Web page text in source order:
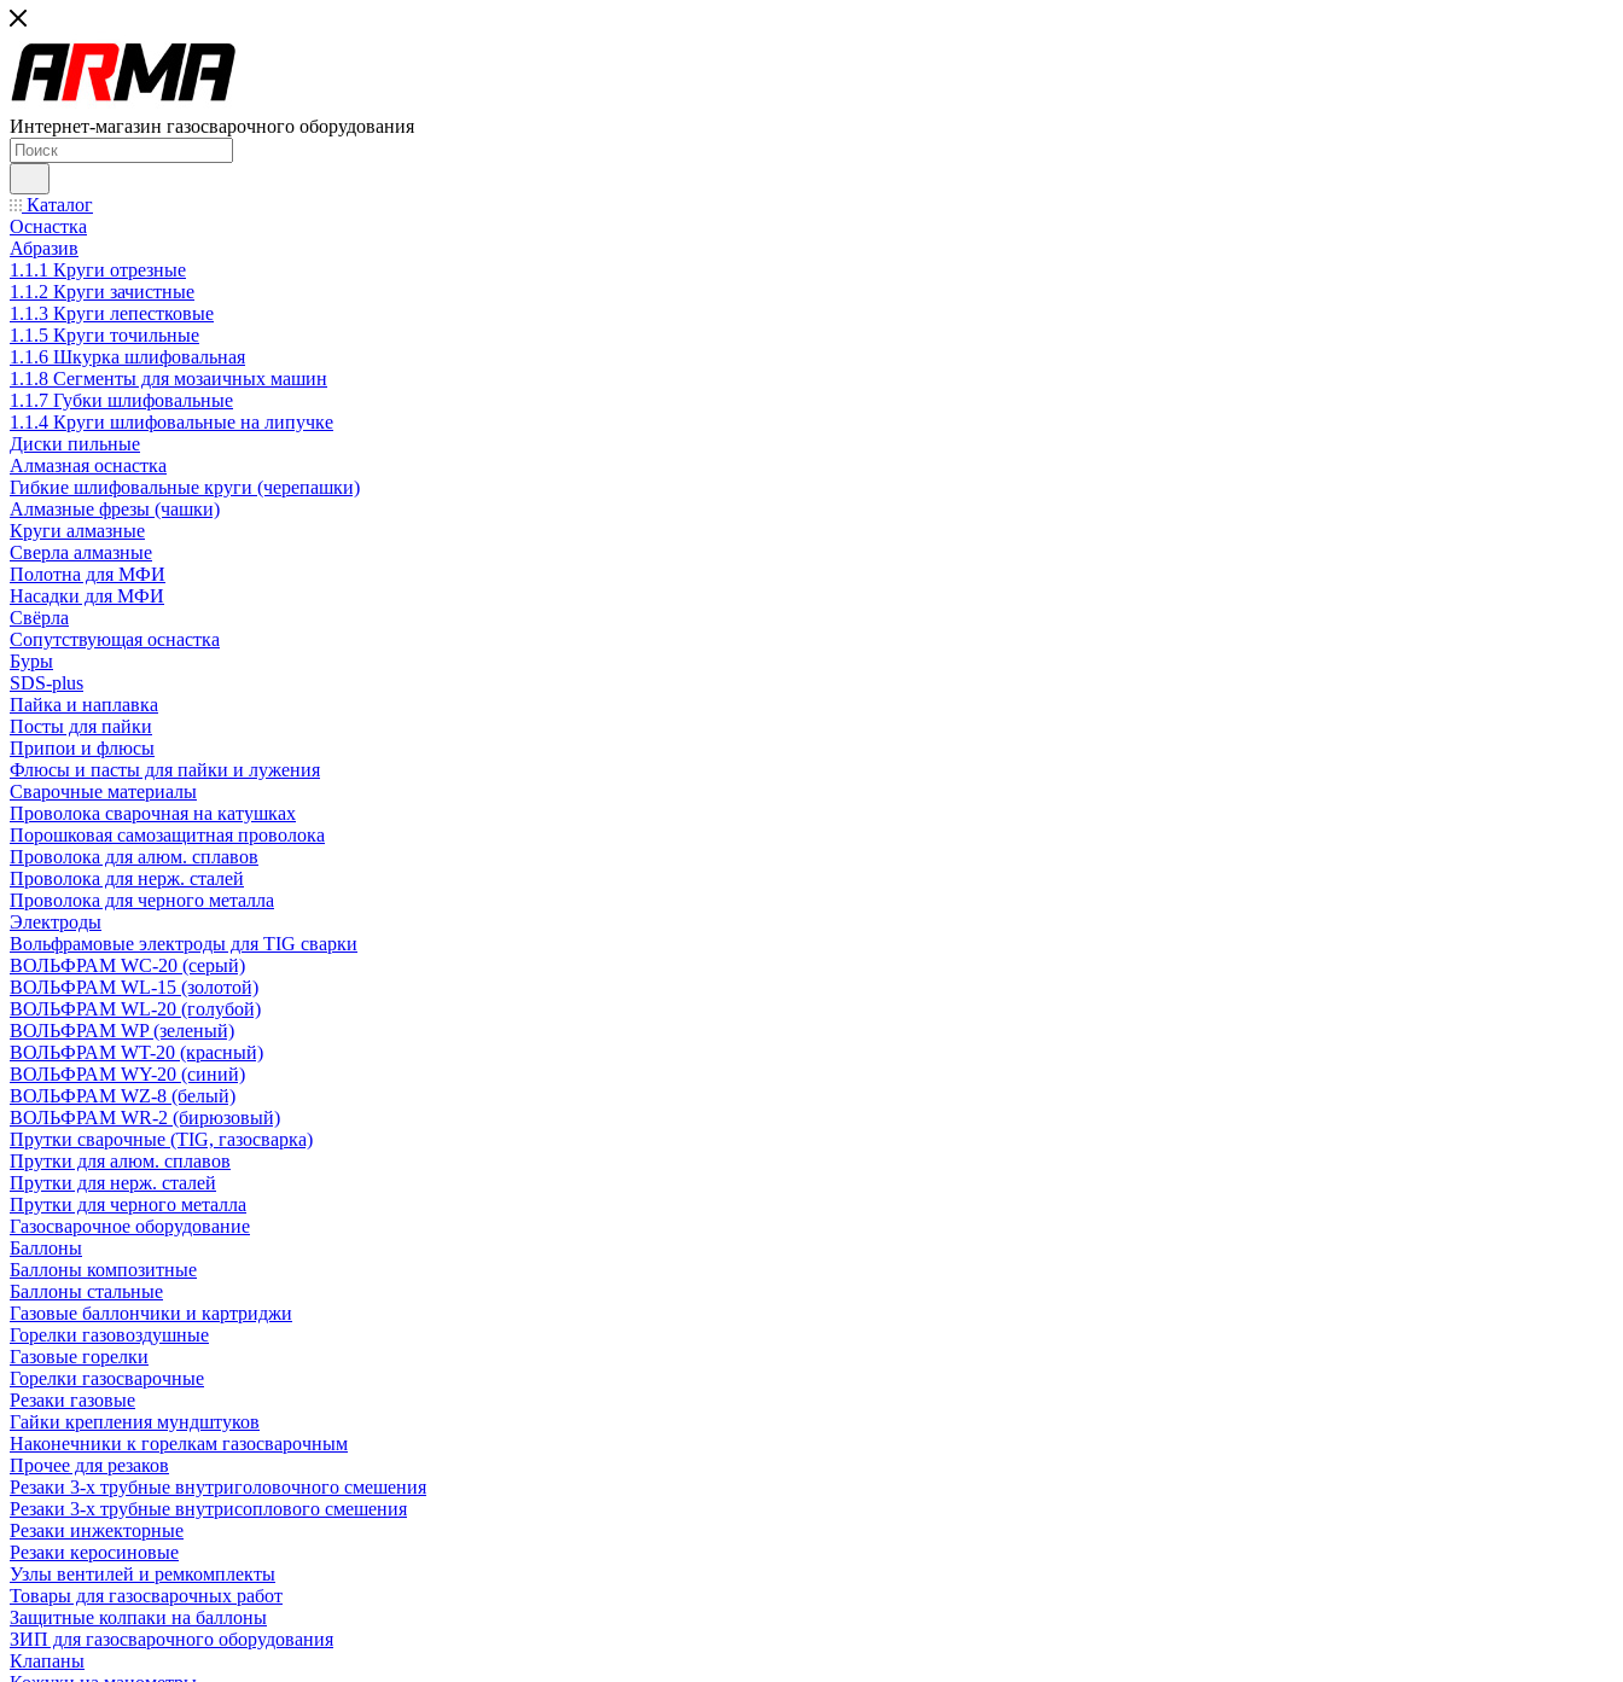
Интернет-магазин газосварочного оборудования
Каталог
Оснастка
Абразив
1.1.1 Круги отрезные
1.1.2 Круги зачистные
1.1.3 Круги лепестковые
1.1.5 Круги точильные
1.1.6 Шкурка шлифовальная
1.1.8 Сегменты для мозаичных машин
1.1.7 Губки шлифовальные
1.1.4 Круги шлифовальные на липучке
Диски пильные
Алмазная оснастка
Гибкие шлифовальные круги (черепашки)
Алмазные фрезы (чашки)
Круги алмазные
Сверла алмазные
Полотна для МФИ
Насадки для МФИ
Свёрла
Сопутствующая оснастка
Буры
SDS-plus
Пайка и наплавка
Посты для пайки
Припои и флюсы
Флюсы и пасты для пайки и лужения
Сварочные материалы
Проволока сварочная на катушках
Порошковая самозащитная проволока
Проволока для алюм. сплавов
Проволока для нерж. сталей
Проволока для черного металла
Электроды
Вольфрамовые электроды для TIG сварки
ВОЛЬФРАМ WC-20 (серый)
ВОЛЬФРАМ WL-15 (золотой)
ВОЛЬФРАМ WL-20 (голубой)
ВОЛЬФРАМ WP (зеленый)
ВОЛЬФРАМ WT-20 (красный)
ВОЛЬФРАМ WY-20 (синий)
ВОЛЬФРАМ WZ-8 (белый)
ВОЛЬФРАМ WR-2 (бирюзовый)
Прутки сварочные (TIG, газосварка)
Прутки для алюм. сплавов
Прутки для нерж. сталей
Прутки для черного металла
Газосварочное оборудование
Баллоны
Баллоны композитные
Баллоны стальные
Газовые баллончики и картриджи
Горелки газовоздушные
Газовые горелки
Горелки газосварочные
Резаки газовые
Гайки крепления мундштуков
Наконечники к горелкам газосварочным
Прочее для резаков
Резаки 3-х трубные внутриголовочного смешения
Резаки 3-х трубные внутрисоплового смешения
Резаки инжекторные
Резаки керосиновые
Узлы вентилей и ремкомплекты
Товары для газосварочных работ
Защитные колпаки на баллоны
ЗИП для газосварочного оборудования
Клапаны